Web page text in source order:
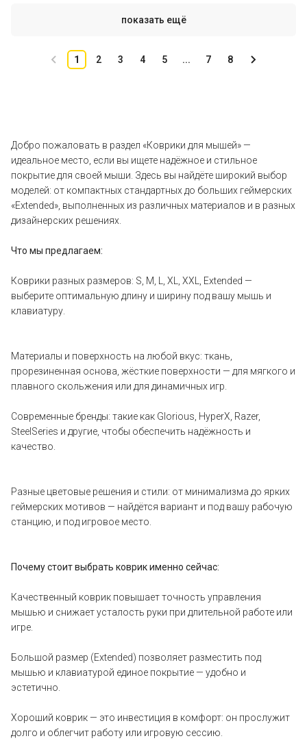
показать ещё
1 2 3 4 5 ... 7 8
Добро пожаловать в раздел «Коврики для мышей» —
идеальное место, если вы ищете надёжное и стильное
покрытие для своей мыши. Здесь вы найдёте широкий выбор
моделей: от компактных стандартных до больших геймерских
«Extended», выполненных из различных материалов и в разных
дизайнерских решениях.
Что мы предлагаем:
Коврики разных размеров: S, M, L, XL, XXL, Extended —
выберите оптимальную длину и ширину под вашу мышь и
клавиатуру.
Материалы и поверхность на любой вкус: ткань,
прорезиненная основа, жёсткие поверхности — для мягкого и
плавного скольжения или для динамичных игр.
Современные бренды: такие как Glorious, HyperX, Razer,
SteelSeries и другие, чтобы обеспечить надёжность и
качество.
Разные цветовые решения и стили: от минимализма до ярких
геймерских мотивов — найдётся вариант и под вашу рабочую
станцию, и под игровое место.
Почему стоит выбрать коврик именно сейчас:
Качественный коврик повышает точность управления
мышью и снижает усталость руки при длительной работе или
игре.
Большой размер (Extended) позволяет разместить под
мышью и клавиатурой единое покрытие — удобно и
эстетично.
Хороший коврик — это инвестиция в комфорт: он прослужит
долго и облегчит работу или игровую сессию.